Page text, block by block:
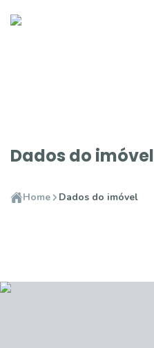
Dados do imóvel
Home Dados do imóvel